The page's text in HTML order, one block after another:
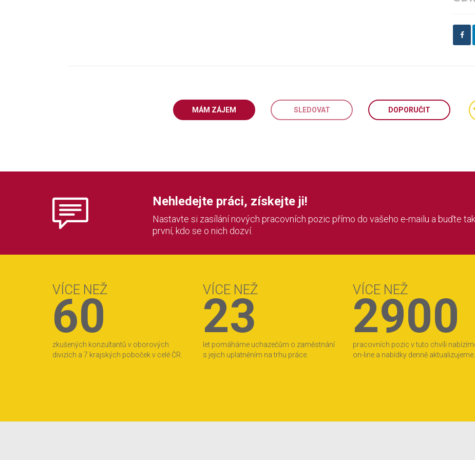
MÁM ZÁJEM SLEDOVAT DOPORUČIT
Nehledejte práci, získejte ji!
Nastavte si zasílání nových pracovních pozic přímo do vašeho e-mailu a buďte tak
první, kdo se o nich dozví.
VÍCE NEŽ
60
zkušených konzultantů v oborových
divizích a 7 krajských poboček v celé ČR.
VÍCE NEŽ
23
let pomáháme uchazečům o zaměstnání
s jejich uplatněním na trhu práce.
VÍCE NEŽ
2900
pracovních pozic v tuto chvíli
on-line a nabídky denně aktualizujeme.